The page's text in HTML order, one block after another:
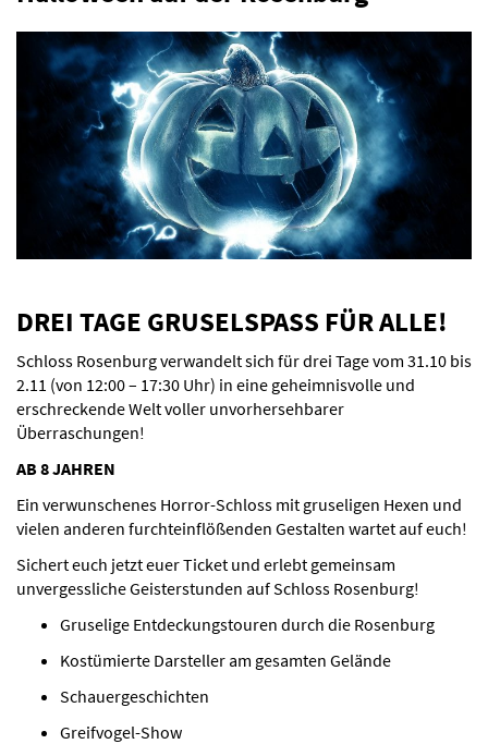
DREI TAGE GRUSELSPASS FÜR ALLE!
Schloss Rosenburg verwandelt sich für drei Tage vom 31.10 bis
2.11 (von 12:00 – 17:30 Uhr) in eine geheimnisvolle und
erschreckende Welt voller unvorhersehbarer
Überraschungen!
AB 8 JAHREN
Ein verwunschenes Horror-Schloss mit gruseligen Hexen und
vielen anderen furchteinflößenden Gestalten wartet auf euch!
Sichert euch jetzt euer Ticket und erlebt gemeinsam
unvergessliche Geisterstunden auf Schloss Rosenburg!
Gruselige Entdeckungstouren durch die Rosenburg
Kostümierte Darsteller am gesamten Gelände
Schauergeschichten
Greifvogel-Show